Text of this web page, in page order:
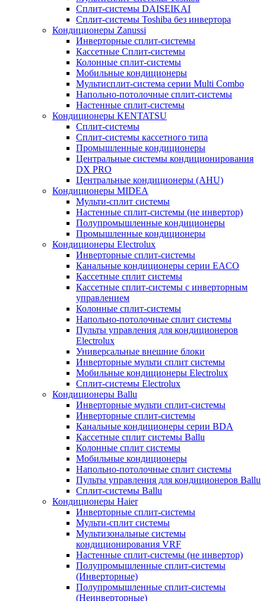
Сплит-системы DAISEIKAI
Сплит-системы Toshiba без инвертора
Кондиционеры Zanussi
Инверторные сплит-системы
Кассетные Сплит-системы
Колонные сплит-системы
Мобильные кондиционеры
Мультисплит-система серии Multi Combo
Напольно-потолочные сплит-системы
Настенные сплит-системы
Кондиционеры KENTATSU
Сплит-системы
Сплит-системы кассетного типа
Промышленные кондиционеры
Центральные системы кондиционирования
DX PRO
Центральные кондиционеры (AHU)
Кондиционеры MIDEA
Мульти-сплит системы
Настенные сплит-системы (не инвертор)
Полупромышленные кондиционеры
Промышленные кондиционеры
Кондиционеры Electrolux
Инверторные сплит-системы
Канальные кондиционеры серии EACO
Кассетные сплит системы
Кассетные сплит-системы с инверторным
управлением
Колонные сплит-системы
Напольно-потолочные сплит системы
Пульты управления для кондиционеров
Electrolux
Универсальные внешние блоки
Инверторные мульти сплит системы
Мобильные кондиционеры Electrolux
Сплит-системы Electrolux
Кондиционеры Ballu
Инверторные мульти сплит-системы
Инверторные сплит-системы
Канальные кондиционеры серии BDA
Кассетные сплит системы Ballu
Колонные сплит системы
Мобильные кондиционеры
Напольно-потолочные сплит системы
Пульты управления для кондиционеров Ballu
Сплит-системы Ballu
Кондиционеры Haier
Инверторные сплит-системы
Мульти-сплит системы
Мультизональные системы
кондиционирования VRF
Настенные сплит-системы (не инвертор)
Полупромышленные сплит-системы
(Инверторные)
Полупромышленные сплит-системы
(Неинверторные)